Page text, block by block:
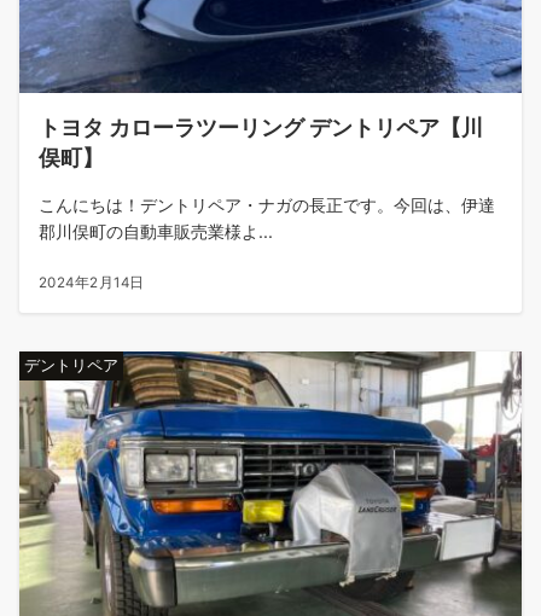
トヨタ カローラツーリング デントリペア【川
俣町】
こんにちは！デントリペア・ナガの長正です。今回は、伊達
郡川俣町の自動車販売業様よ...
2024年2月14日
デントリペア